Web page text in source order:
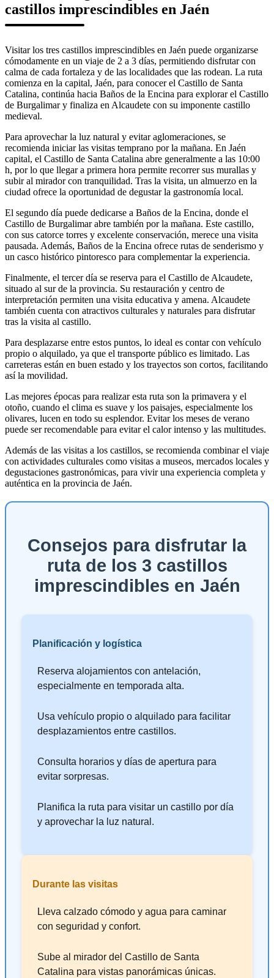
castillos imprescindibles en Jaén
Visitar los tres castillos imprescindibles en Jaén puede organizarse
cómodamente en un viaje de 2 a 3 días, permitiendo disfrutar con
calma de cada fortaleza y de las localidades que las rodean. La ruta
comienza en la capital, Jaén, para conocer el Castillo de Santa
Catalina, continúa hacia Baños de la Encina para explorar el Castillo
de Burgalimar y finaliza en Alcaudete con su imponente castillo
medieval.
Para aprovechar la luz natural y evitar aglomeraciones, se
recomienda iniciar las visitas temprano por la mañana. En Jaén
capital, el Castillo de Santa Catalina abre generalmente a las 10:00
h, por lo que llegar a primera hora permite recorrer sus murallas y
subir al mirador con tranquilidad. Tras la visita, un almuerzo en la
ciudad ofrece la oportunidad de degustar la gastronomía local.
El segundo día puede dedicarse a Baños de la Encina, donde el
Castillo de Burgalimar abre también por la mañana. Este castillo,
con sus catorce torres y excelente conservación, merece una visita
pausada. Además, Baños de la Encina ofrece rutas de senderismo y
un casco histórico pintoresco para complementar la experiencia.
Finalmente, el tercer día se reserva para el Castillo de Alcaudete,
situado al sur de la provincia. Su restauración y centro de
interpretación permiten una visita educativa y amena. Alcaudete
también cuenta con atractivos culturales y naturales para disfrutar
tras la visita al castillo.
Para desplazarse entre estos puntos, lo ideal es contar con vehículo
propio o alquilado, ya que el transporte público es limitado. Las
carreteras están en buen estado y los trayectos son cortos, facilitando
así la movilidad.
Las mejores épocas para realizar esta ruta son la primavera y el
otoño, cuando el clima es suave y los paisajes, especialmente los
olivares, lucen en todo su esplendor. Evitar los meses de verano
puede ser recomendable para evitar el calor intenso y las multitudes.
Además de las visitas a los castillos, se recomienda combinar el viaje
con actividades culturales como visitas a museos, mercados locales y
degustaciones gastronómicas, para vivir una experiencia completa y
auténtica en la provincia de Jaén.
Consejos para disfrutar la
ruta de los 3 castillos
imprescindibles en Jaén
Planificación y logística
Reserva alojamientos con antelación,
especialmente en temporada alta.
Usa vehículo propio o alquilado para facilitar
desplazamientos entre castillos.
Consulta horarios y días de apertura para
evitar sorpresas.
Planifica la ruta para visitar un castillo por día
y aprovechar la luz natural.
Durante las visitas
Lleva calzado cómodo y agua para caminar
con seguridad y confort.
Sube al mirador del Castillo de Santa
Catalina para vistas panorámicas únicas.